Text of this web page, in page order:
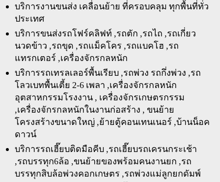
บริการงานขนส่ง เคลื่อนย้าย ที่ครอบคลุม ทุกพื้นที่ทั่ว
ประเทศ
บริการขนส่งรถโฟร์คลิฟท์ ,รถตัก ,รถไถ ,รถเกี่ยว
นวดข้าว ,รถขุด ,รถแม็คโคร ,รถแบคโฮ ,รถ
แทรกเตอร์ ,เครื่องจักรกลหนัก
บริการรถเทรลเลอร์พื้นเรียบ ,รถพ่วง รถกึ่งพ่วง ,รถ
โลวเบทพื้นเตี้ย 2-6 เพลา ,เครื่องจักรกลหนัก
อุตสาหกรรมโรงงาน , เครื่องจักรเกษตรกรรม
,เครื่องจักรกลหนักในงานก่อสร้าง , ขนย้าย
โครงสร้างขนาดใหญ่ ,ย้ายตู้คอนเทนเนอร์ ,บ้านน็อค
ดาวน์
บริการรถเฮี๊ยบติดมือคีบ ,รถเฮี๊ยบรถเครนกระเช้า
,รถบรรทุก6ล้อ ,ขนย้ายของพร้อมคนงานยก ,รถ
บรรทุกสิบล้อพ่วงคอกเกษตร ,รถพ่วงแม่ลูกยกดัมพ์